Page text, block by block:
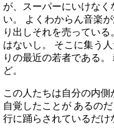
が、スーパーにいけな
い。 よくわからん音楽
り出しそれを売ってい
はないし。 そこに集う
りの最近の若者である
ど。
この人たちは自分の内
自覚したことが あるの
行に踊らされているだけ